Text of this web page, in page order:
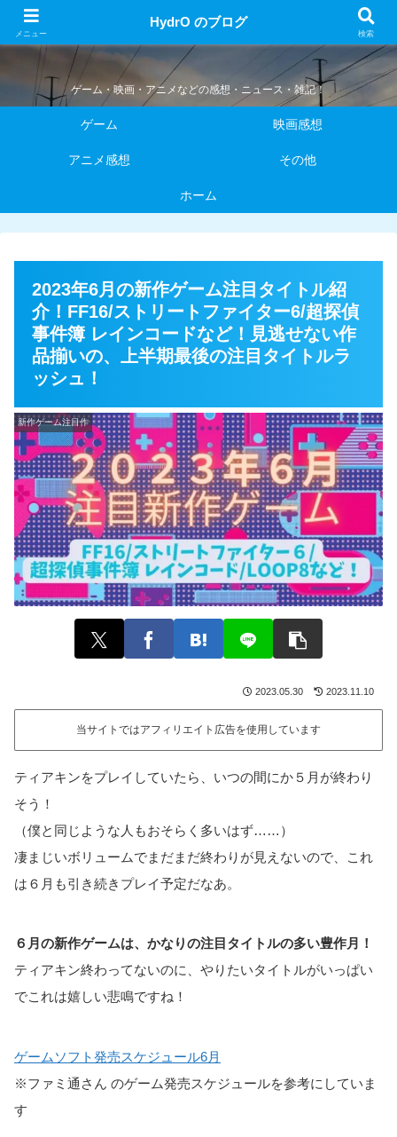
HydrO のブログ
ゲーム・映画・アニメなどの感想・ニュース・雑記！
ゲーム 映画感想
アニメ感想 その他
ホーム
2023年6月の新作ゲーム注目タイトル紹
介！FF16/ストリートファイター6/超探偵
事件簿 レインコードなど！見逃せない作
品揃いの、上半期最後の注目タイトルラ
ッシュ！
新作ゲーム注目作
2023.05.30 2023.11.10
当サイトではアフィリエイト広告を使用しています
ティアキンをプレイしていたら、いつの間にか５月が終わり
そう！
（僕と同じような人もおそらく多いはず……）
凄まじいボリュームでまだまだ終わりが見えないので、これ
は６月も引き続きプレイ予定だなあ。
６月の新作ゲームは、かなりの注目タイトルの多い豊作月！
ティアキン終わってないのに、やりたいタイトルがいっぱい
でこれは嬉しい悲鳴ですね！
ゲームソフト発売スケジュール6月
※ファミ通さん のゲーム発売スケジュールを参考にしていま
す
メニュー
HydrO のブログ
検索